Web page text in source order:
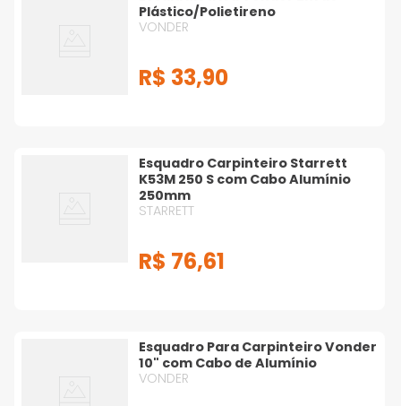
Plástico/Polietireno
VONDER
R$ 33,90
Esquadro Carpinteiro Starrett
K53M 250 S com Cabo Alumínio
250mm
STARRETT
R$ 76,61
Esquadro Para Carpinteiro Vonder
10" com Cabo de Alumínio
VONDER